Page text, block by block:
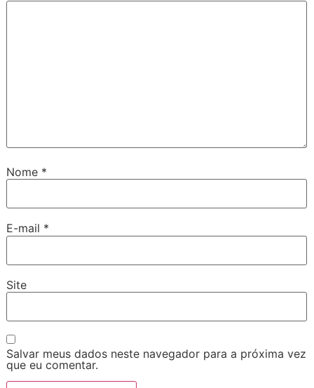
Nome *
E-mail *
Site
Salvar meus dados neste navegador para a próxima vez
que eu comentar.